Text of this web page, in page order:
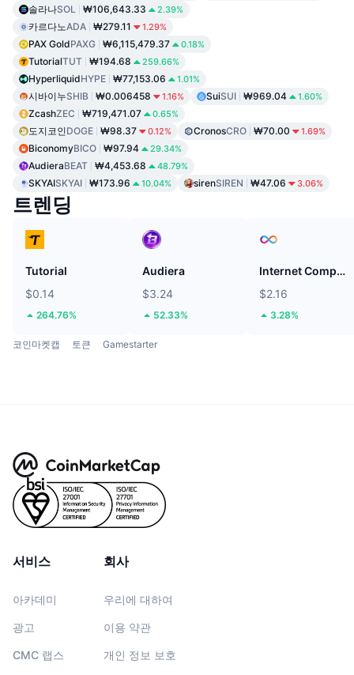
솔라나SOL ₩106,643.33 2.39%
카르다노ADA ₩279.11 1.29%
PAX GoldPAXG ₩6,115,479.37 0.18%
TutorialTUT ₩194.68 259.66%
HyperliquidHYPE ₩77,153.06 1.01%
시바이누SHIB ₩0.006458 1.16% SuiSUI ₩969.04 1.60%
ZcashZEC ₩719,471.07 0.65%
도지코인DOGE ₩98.37 0.12% CronosCRO ₩70.00 1.69%
BiconomyBICO ₩97.94 29.34%
AudieraBEAT ₩4,453.68 48.79%
SKYAISKYAI ₩173.96 10.04% sirenSIREN ₩47.06 3.06%
트렌딩
Tutorial
$0.14
264.76%
Audiera
$3.24
52.33%
Internet Computer
$2.16
3.28%
코인마켓캡 토큰 Gamestarter
서비스
아카데미
광고
CMC 랩스
회사
우리에 대하여
이용 약관
개인 정보 보호